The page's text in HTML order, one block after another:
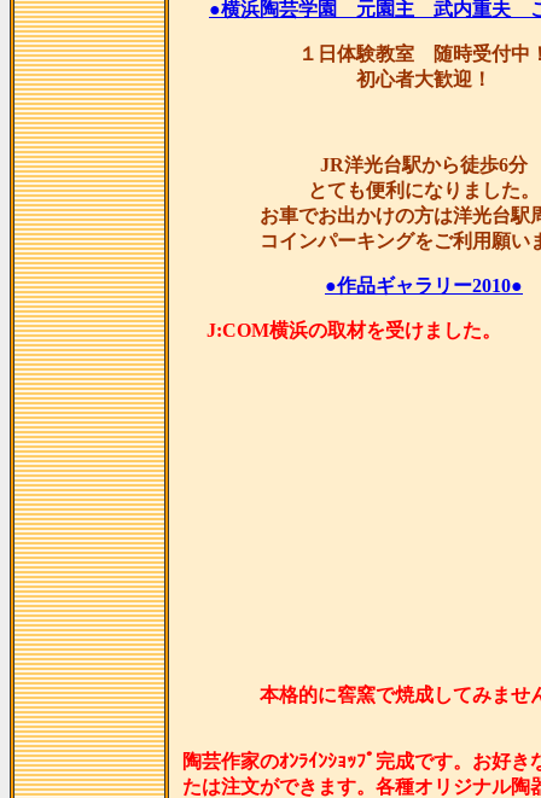
●横浜陶芸学園 元園主 武内重夫
１日体験教室 随時受付中
初心者大歓迎！
JR洋光台駅から徒歩6分
とても便利になりました。
お車でお出かけの方は洋光台駅
コインパーキングをご利用願い
●作品ギャラリー2010●
J:COM横浜の取材を受け
本格的に窖窯で焼成してみませ
陶芸作家のｵﾝﾗｲﾝｼｮｯﾌﾟ完成です。お好き
たは注文ができます。各種オリジナル陶